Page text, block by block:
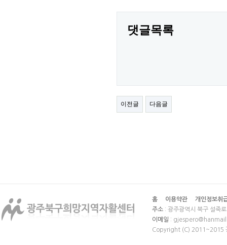
댓글목록
이전글 다음글
홈 이용약관
개인정보취
주소 : 광주광역시 북구 설죽
이메일 :
Copyright (C) 2011~2015